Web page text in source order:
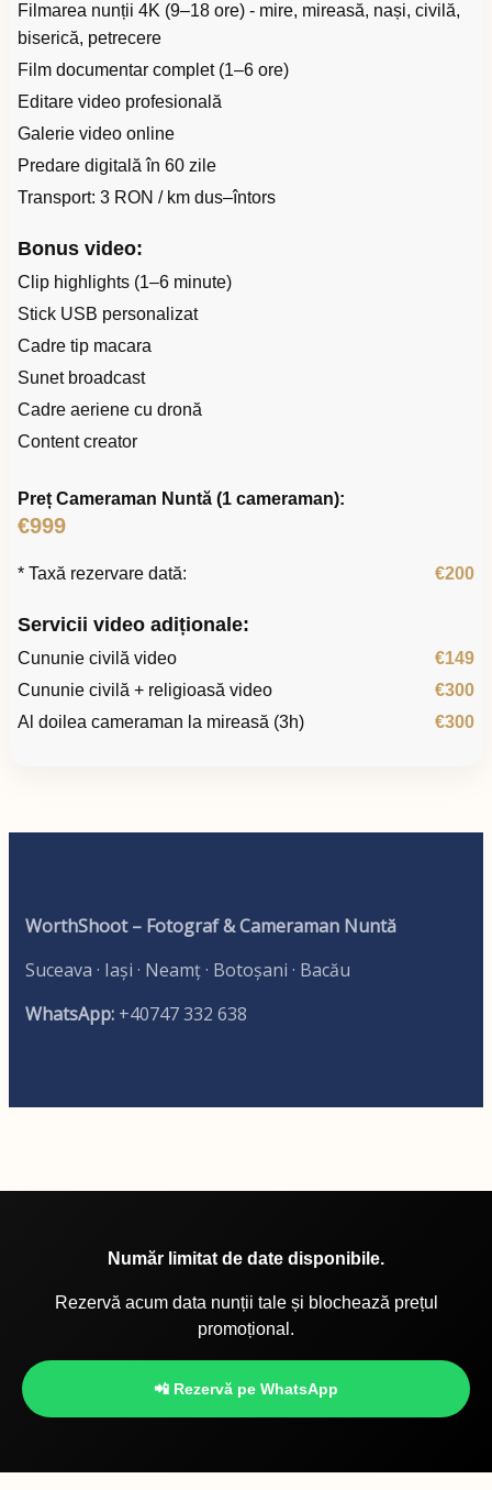
Filmarea nunții 4K (9–18 ore) - mire, mireasă, nași, civilă,
biserică, petrecere
Film documentar complet (1–6 ore)
Editare video profesională
Galerie video online
Predare digitală în 60 zile
Transport: 3 RON / km dus–întors
Bonus video:
Clip highlights (1–6 minute)
Stick USB personalizat
Cadre tip macara
Sunet broadcast
Cadre aeriene cu dronă
Content creator
Preț Cameraman Nuntă (1 cameraman):
€999
* Taxă rezervare dată: €200
Servicii video adiționale:
Cununie civilă video
€149
Cununie civilă + religioasă video
€300
Al doilea cameraman la mireasă (3h)
€300
WorthShoot – Fotograf & Cameraman Nuntă
Suceava · Iași · Neamț · Botoșani · Bacău
WhatsApp: +40747 332 638
Număr limitat de date disponibile.
Rezervă acum data nunții tale și blochează prețul
promoțional.
📲 Rezervă pe WhatsApp